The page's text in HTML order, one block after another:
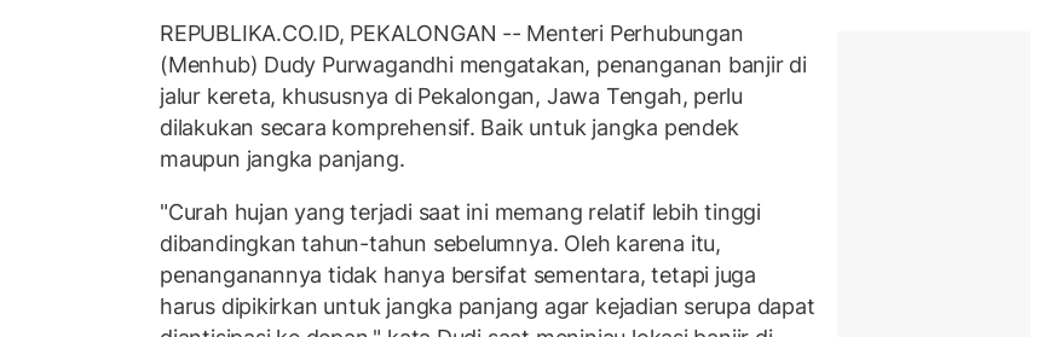
REPUBLIKA.CO.ID, PEKALONGAN -- Menteri Perhubungan
(Menhub) Dudy Purwagandhi mengatakan, penanganan banjir di
jalur kereta, khususnya di Pekalongan, Jawa Tengah, perlu
dilakukan secara komprehensif. Baik untuk jangka pendek
maupun jangka panjang.
"Curah hujan yang terjadi saat ini memang relatif lebih tinggi
dibandingkan tahun-tahun sebelumnya. Oleh karena itu,
penanganannya tidak hanya bersifat sementara, tetapi juga
harus dipikirkan untuk jangka panjang agar kejadian serupa dapat